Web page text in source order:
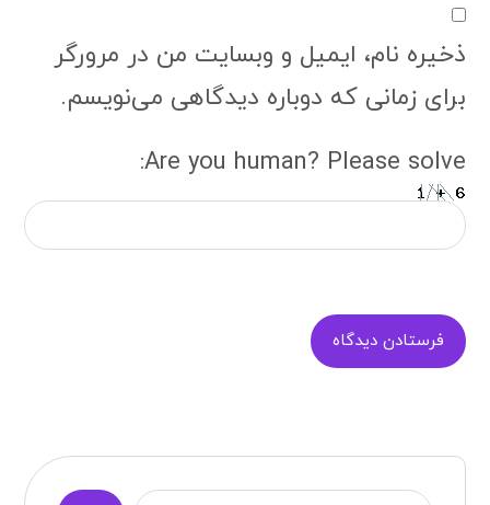
ذخیره نام، ایمیل و وبسایت من در مرورگر
برای زمانی که دوباره دیدگاهی می‌نویسم.
Are you human? Please solve:
فرستادن دیدگاه